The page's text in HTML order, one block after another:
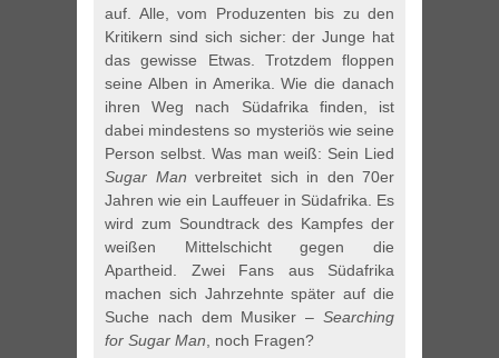
auf. Alle, vom Produzenten bis zu den
Kritikern sind sich sicher: der Junge hat
das gewisse Etwas. Trotzdem floppen
seine Alben in Amerika. Wie die danach
ihren Weg nach Südafrika finden, ist
dabei mindestens so mysteriös wie seine
Person selbst. Was man weiß: Sein Lied
Sugar Man verbreitet sich in den 70er
Jahren wie ein Lauffeuer in Südafrika. Es
wird zum Soundtrack des Kampfes der
weißen Mittelschicht gegen die
Apartheid. Zwei Fans aus Südafrika
machen sich Jahrzehnte später auf die
Suche nach dem Musiker – Searching
for Sugar Man , noch Fragen?